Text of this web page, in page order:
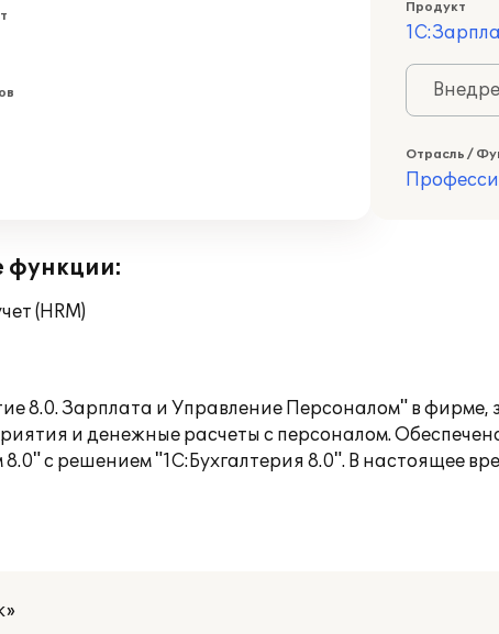
Продукт
Отрасль /
функции:
(HRM)
8.0. Зарплата и Управление Персоналом" в фирме,
и денежные расчеты с персоналом.
с решением "1С:Бухгалтерия 8.0". В настоящее